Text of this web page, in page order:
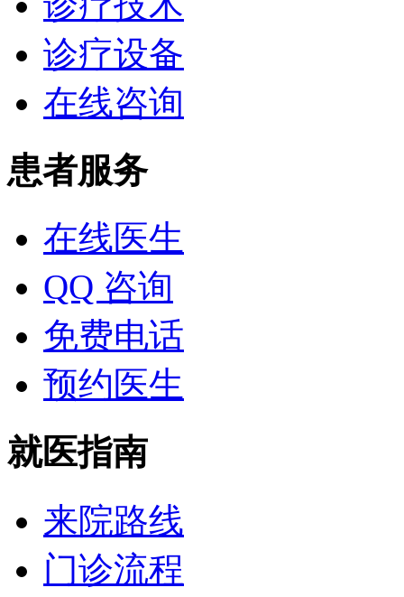
诊疗设备
在线咨询
患者服务
在线医生
QQ 咨询
免费电话
预约医生
就医指南
来院路线
门诊流程